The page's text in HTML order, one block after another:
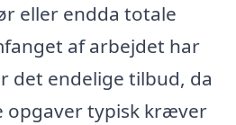
eller endda totale
af arbejdet har
det endelige tilbud, da
opgaver typisk kræver